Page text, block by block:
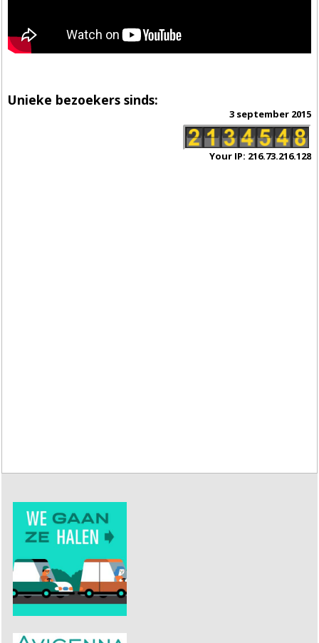
Unieke bezoekers sinds:
3 september 2015
Your IP: 216.73.216.128